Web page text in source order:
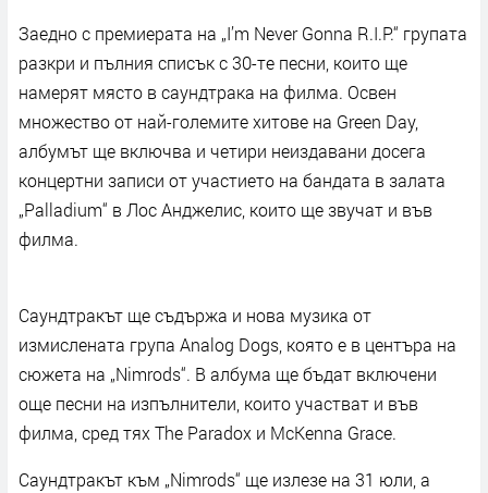
Заедно с премиерата на „I’m Never Gonna R.I.P.“ групата
разкри и пълния списък с 30-те песни, които ще
намерят място в саундтрака на филма. Освен
множество от най-големите хитове на Green Day,
албумът ще включва и четири неиздавани досега
концертни записи от участието на бандата в залата
„Palladium“ в Лос Анджелис, които ще звучат и във
филма.
Саундтракът ще съдържа и нова музика от
измислената група Analog Dogs, която е в центъра на
сюжета на „Nimrods“. В албума ще бъдат включени
още песни на изпълнители, които участват и във
филма, сред тях The Paradox и McKenna Grace.
Саундтракът към „Nimrods“ ще излезе на 31 юли, а